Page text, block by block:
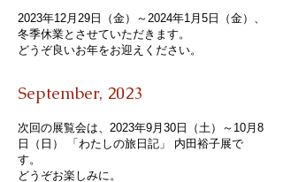
2023年12月29日（金）
～2024年1月5日（金）、
冬季休業とさせていただきます。
​どうぞ良いお年をお迎えください。
September, 2023
次回の展覧会は、2023年9月30日（土）～10月8
日（日） 「わたしの旅日記」 内田裕子展で
す。
​どうぞお楽しみに。